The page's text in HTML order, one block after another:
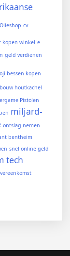
cv
kopen winkel e
geld verdienen
bessen kopen
houtkachel
Pistolen
miljard-
ontslag nemen
bentheim
snel online geld
tech